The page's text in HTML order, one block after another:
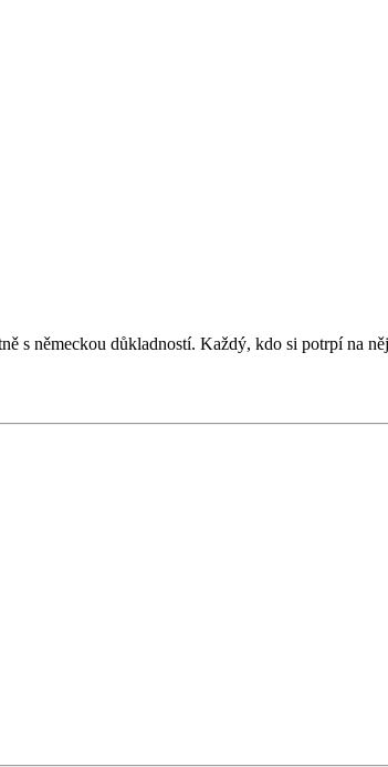
s německou důkladností. Každý, kdo si potrpí na